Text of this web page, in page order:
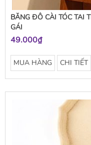
BĂNG ĐÔ CÀI TÓC TAI
GÁI
49.000₫
MUA HÀNG CHI TIẾT